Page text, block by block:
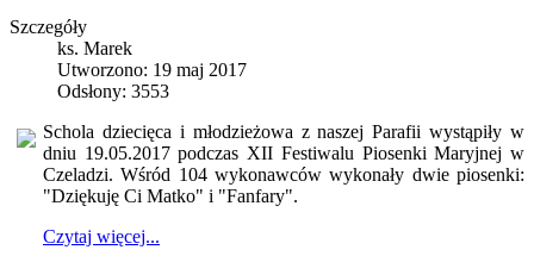
Szczegóły
ks. Marek
Utworzono: 19 maj 2017
Odsłony: 3553
Schola dziecięca i młodzieżowa z naszej Parafii wystąpiły w
dniu 19.05.2017 podczas XII Festiwalu Piosenki Maryjnej w
Czeladzi. Wśród 104 wykonawców wykonały dwie piosenki:
"Dziękuję Ci Matko" i "Fanfary".
Czytaj więcej...